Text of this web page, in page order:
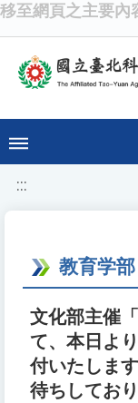
移至網頁之主要內
:::
教育学
文化部主催
て、本日よ
付いたしま
待ちしてお